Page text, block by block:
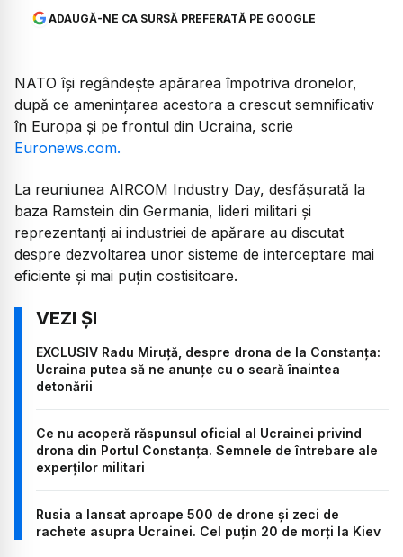
ADAUGĂ-NE CA SURSĂ PREFERATĂ PE GOOGLE
NATO își regândește apărarea împotriva dronelor,
după ce amenințarea acestora a crescut semnificativ
în Europa și pe frontul din Ucraina, scrie
Euronews.com.
La reuniunea AIRCOM Industry Day, desfășurată la
baza Ramstein din Germania, lideri militari și
reprezentanți ai industriei de apărare au discutat
despre dezvoltarea unor sisteme de interceptare mai
eficiente și mai puțin costisitoare.
EXCLUSIV Radu Miruță, despre drona de la Constanța:
Ucraina putea să ne anunțe cu o seară înaintea
detonării
Ce nu acoperă răspunsul oficial al Ucrainei privind
drona din Portul Constanța. Semnele de întrebare ale
experților militari
Rusia a lansat aproape 500 de drone și zeci de
rachete asupra Ucrainei. Cel puțin 20 de morți la Kiev